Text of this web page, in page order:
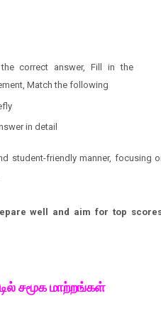
correct answer, Fill in the
Match the following
in detail
student-friendly manner, focusing
well and aim for top
சமூக மாற்றங்கள்